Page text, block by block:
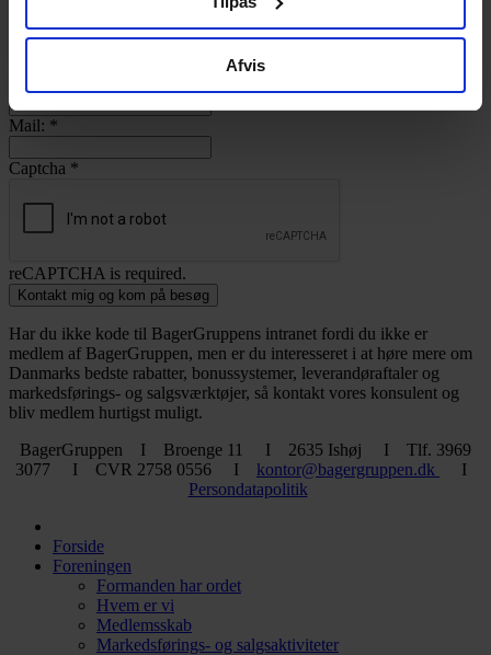
Afvis
By:
Mail: *
Captcha *
reCAPTCHA is required.
Kontakt mig og kom på besøg
Har du ikke kode til BagerGruppens intranet fordi du ikke er
medlem af BagerGruppen, men er du interesseret i at høre mere om
Danmarks bedste rabatter, bonussystemer, leverandøraftaler og
markedsførings- og salgsværktøjer, så kontakt vores konsulent og
bliv medlem hurtigst muligt.
BagerGruppen I Broenge 11 I 2635 Ishøj I Tlf. 3969
3077 I CVR 2758 0556 I kontor@bagergruppen.dk
I
Persondatapolitik
Forside
Foreningen
Formanden har ordet
Hvem er vi
Medlemsskab
Markedsførings- og salgsaktiviteter